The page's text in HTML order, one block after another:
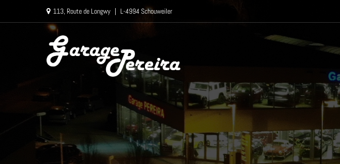
113, Route de Longwy | L-4994 Schouweiler